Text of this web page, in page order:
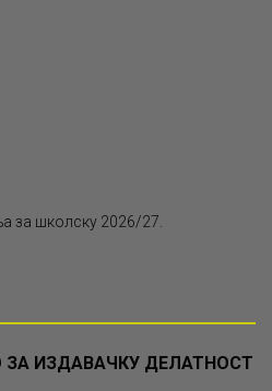
за школску 2026/27.
ИЗДАВАЧКУ ДЕЛАТНОСТ